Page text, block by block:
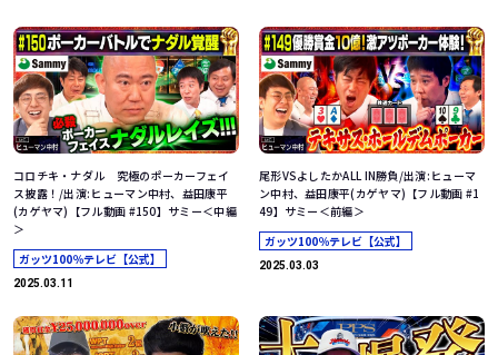
コロチキ・ナダル 究極のポーカーフェイ
ス披露！/出演:ヒューマン中村、益田康平
(カゲヤマ)【フル動画 #150】サミー＜中編
＞
ガッツ100％テレビ【公式】
2025.03.11
尾形VSよしたかALL IN勝負/出演:ヒューマ
ン中村、益田康平(カゲヤマ)【フル動画 #1
49】サミー＜前編＞
ガッツ100％テレビ【公式】
2025.03.03